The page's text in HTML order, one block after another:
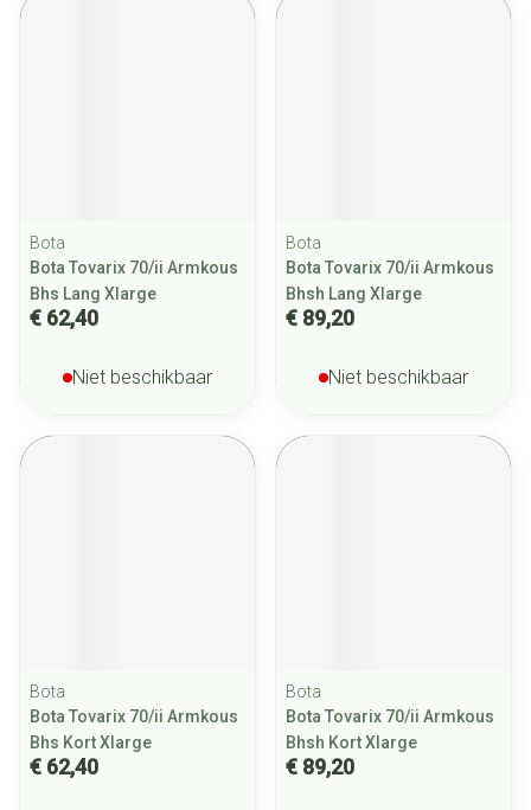
Bota
Bota Tovarix 70/ii Armkous
Bhs Lang Xlarge
€ 62,40
Niet beschikbaar
Bota
Bota Tovarix 70/ii Armkous
Bhsh Lang Xlarge
€ 89,20
Niet beschikbaar
Bota
Bota Tovarix 70/ii Armkous
Bhs Kort Xlarge
€ 62,40
Bota
Bota Tovarix 70/ii Armkous
Bhsh Kort Xlarge
€ 89,20